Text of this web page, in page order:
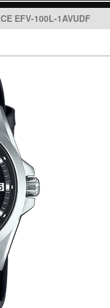
EFV-100L-1AVUDF